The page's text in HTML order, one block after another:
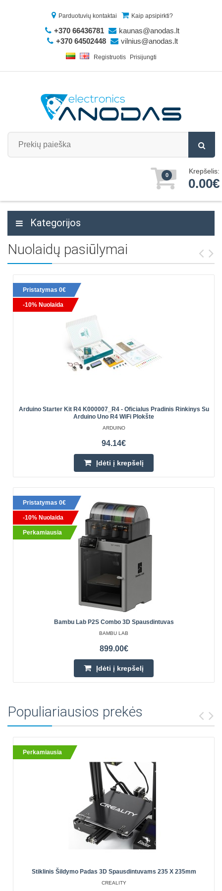
Parduotuvių kontaktai Kaip apsipirkti?
+370 66436781
kaunas@anodas.lt
+370 64502448
vilnius@anodas.lt
Registruotis Prisijungti
0 Krepšelis:
0.00€
Kategorijos
Nuolaidų pasiūlymai
Pristatymas 0€
-10% Nuolaida
Arduino Starter Kit R4 K000007_R4 - Oficialus Pradinis Rinkinys Su
Arduino Uno R4 WiFi Plokšte
ARDUINO
94.14€
Įdėti į krepšelį
Pristatymas 0€
-10% Nuolaida
Perkamiausia
Bambu Lab P2S Combo 3D Spausdintuvas
BAMBU LAB
899.00€
Įdėti į krepšelį
Populiariausios prekės
Perkamiausia
Stiklinis Šildymo Padas 3D Spausdintuvams 235 X 235mm
CREALITY